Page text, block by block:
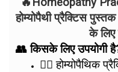
होम्योपैथी प्रैक्टिस
के लिए
👥 किसके लिए उपयोगी
👨‍⚕️ होम्योपैथिक